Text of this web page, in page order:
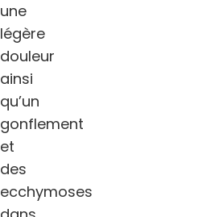
une
légère
douleur
ainsi
qu’un
gonflement
et
des
ecchymoses